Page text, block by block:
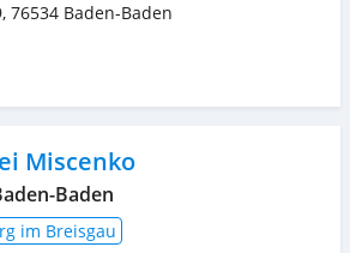
, 76534 Baden-Baden
Miscenko
Baden
im Breisgau